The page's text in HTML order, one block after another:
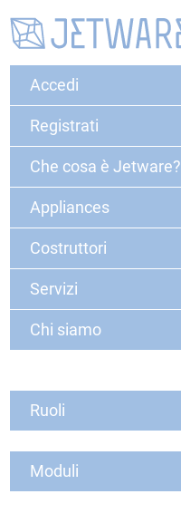
Accedi
Registrati
Che cosa è Jetware?
Appliances
Costruttori
Servizi
Chi siamo
Ruoli
Moduli